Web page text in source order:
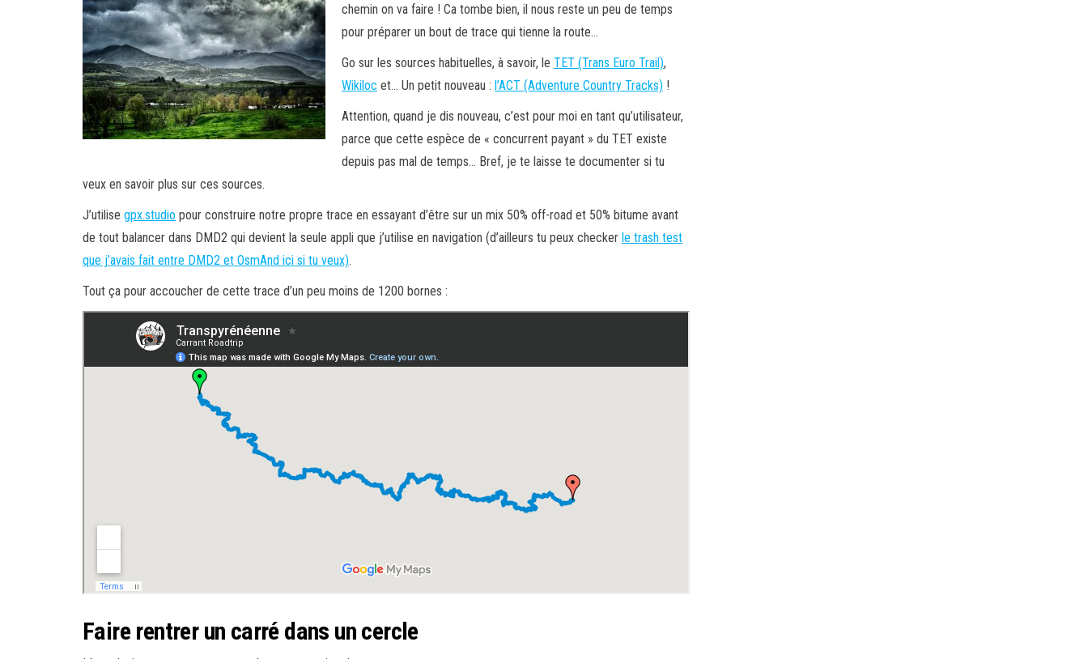
chemin on va faire ! Ca tombe bien, il nous reste un peu de temps
pour préparer un bout de trace qui tienne la route…
Go sur les sources habituelles, à savoir, le TET (Trans Euro Trail),
Wikiloc et… Un petit nouveau : l’ACT (Adventure Country Tracks) !
Attention, quand je dis nouveau, c’est pour moi en tant qu’utilisateur,
parce que cette espèce de « concurrent payant » du TET existe
depuis pas mal de temps… Bref, je te laisse te documenter si tu
veux en savoir plus sur ces sources.
J’utilise gpx.studio pour construire notre propre trace en essayant d’être sur un mix 50% off-road et 50% bitume avant
de tout balancer dans DMD2 qui devient la seule appli que j’utilise en navigation (d’ailleurs tu peux checker le trash test
que j’avais fait entre DMD2 et OsmAnd ici si tu veux).
Tout ça pour accoucher de cette trace d’un peu moins de 1200 bornes :
Faire rentrer un carré dans un cercle